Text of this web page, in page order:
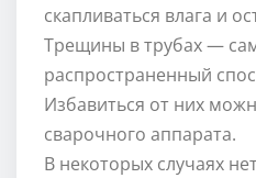
скапливаться влага и
Трещины в трубах —
распространенный
Избавиться от них
сварочного аппарата.
В некоторых случаях